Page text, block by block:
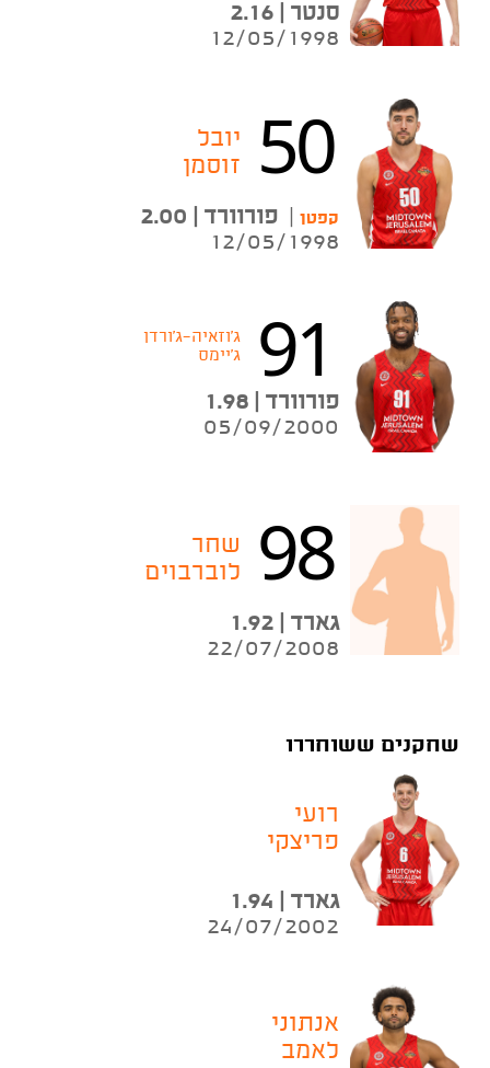
סנטר | 2.16
12/05/1998
50
יובל
זוסמן
קפטן |פורוורד | 2.00
12/05/1998
91
ג'וזאיה־ג'ורדן
ג'יימס
פורוורד | 1.98
05/09/2000
98
שחר
לוברבוים
גארד | 1.92
22/07/2008
שחקנים ששוחררו
רועי
פריצקי
גארד | 1.94
24/07/2002
אנתוני
לאמב